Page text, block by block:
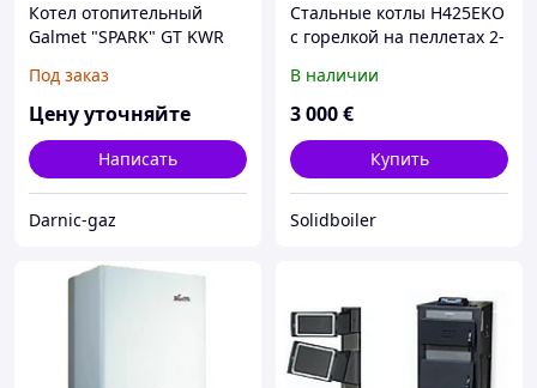
Котел отопительный
Galmet "SPARK" GT KWR
Под заказ
Цену уточняйте
Написать
Darnic-gaz
Стальные котлы H425EKO
с горелкой на пеллетах 2-
В наличии
3 000€
Купить
Solidboiler